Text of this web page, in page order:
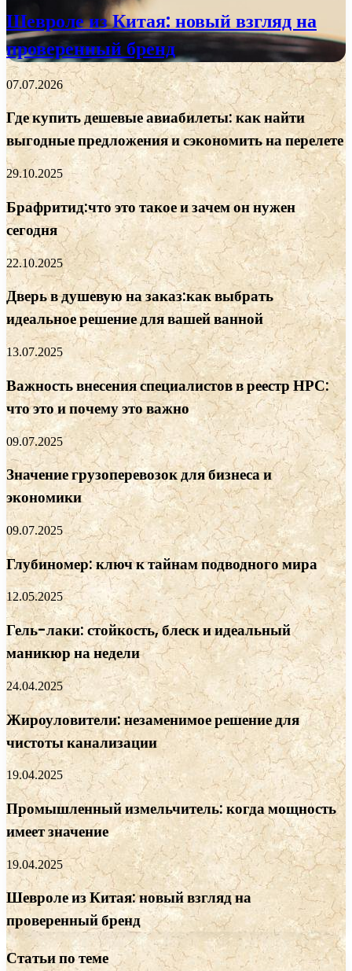
Шевроле из Китая: новый взгляд на
проверенный бренд
07.07.2026
Где купить дешевые авиабилеты: как найти
выгодные предложения и сэкономить на перелете
29.10.2025
Брафритид:что это такое и зачем он нужен
сегодня
22.10.2025
Дверь в душевую на заказ:как выбрать
идеальное решение для вашей ванной
13.07.2025
Важность внесения специалистов в реестр НРС:
что это и почему это важно
09.07.2025
Значение грузоперевозок для бизнеса и
экономики
09.07.2025
Глубиномер: ключ к тайнам подводного мира
12.05.2025
Гель-лаки: стойкость, блеск и идеальный
маникюр на недели
24.04.2025
Жироуловители: незаменимое решение для
чистоты канализации
19.04.2025
Промышленный измельчитель: когда мощность
имеет значение
19.04.2025
Шевроле из Китая: новый взгляд на
проверенный бренд
Статьи по теме